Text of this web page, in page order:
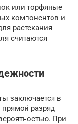
или торфяные
компонентов и
растекания
считаются
заключается в
прямой разряд
При